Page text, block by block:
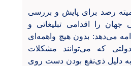
رصد برای پایش و بررسی
جهان را اقدامی تبلیغاتی و
می‌دهد: بدون هیچ واهمه‌ای
که می‌توانند مشکلات
به دلیل ذی‌نفع بودن دست روی